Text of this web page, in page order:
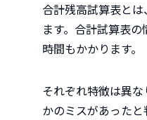
合計残高試算表と
ます。合計試算表
時間もかかります。
それぞれ特徴は異
かのミスがあったと